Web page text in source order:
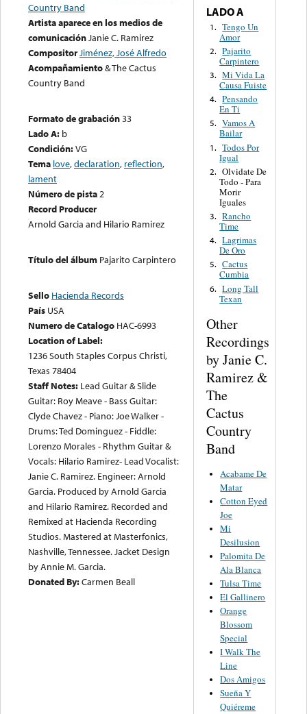
Country Band
Artista aparece en los medios de
comunicaciónJanie C. Ramirez
CompositorJiménez, José Alfredo
Acompañamiento& The Cactus
Country Band
Formato de grabación33
Lado A: b
Condición:VG
Tema love,declaration, reflection,
lament
Número de pista2
Record Producer
Arnold Garcia and Hilario Ramirez
Título del álbum Pajarito Carpintero
Sello Hacienda Records
País USA
Numero de Catalogo HAC-6993
Location of Label:
1236 South Staples Corpus Christi,
Texas 78404
Staff Notes: Lead Guitar & Slide
Guitar: Roy Meave - Bass Guitar:
Clyde Chavez - Piano: Joe Walker -
Drums: Ted Dominguez - Fiddle:
Lorenzo Morales - Rhythm Guitar &
Vocals: Hilario Ramirez- Lead Vocalist:
Janie C. Ramirez. Engineer: Arnold
Garcia. Produced by Arnold Garcia
and Hilario Ramirez. Recorded and
Remixed at Hacienda Recording
Studios. Mastered at Masterfonics,
Nashville, Tennessee. Jacket Design
by Annie M. Garcia.
Donated By:Carmen Beall
LADO A
1. Tengo Un
Amor
2. Pajarito
Carpintero
3. Mi Vida La
Causa Fuiste
4. Pensando
En Ti
5. Vamos A
Bailar
1. Todos Por
Igual
2. Olvidate De
Todo - Para
Morir
Iguales
3. Rancho
Time
4. Lagrimas
De Oro
5. Cactus
Cumbia
6. Long Tall
Texan
Other
Recordings
by Janie C.
Ramirez &
The
Cactus
Country
Band
Acabame De
Matar
Cotton Eyed
Joe
Mi
Desilusion
Palomita De
Ala Blanca
Tulsa Time
El Gallinero
Orange
Blossom
Special
I Walk The
Line
Dos Amigos
Sueña Y
Quiéreme